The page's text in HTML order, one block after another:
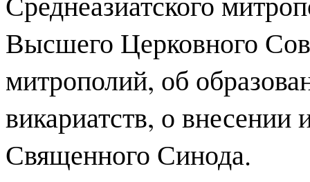
Высшего Церковного
митрополий, об
викариатств, о внесении
Священного Синода.